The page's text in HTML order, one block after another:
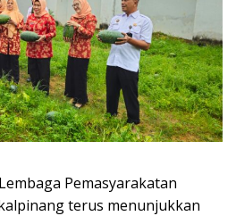
Lembaga Pemasyarakatan
terus menunjukkan